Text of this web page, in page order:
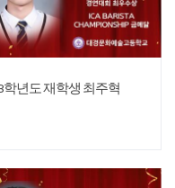
학년도 재학생 최주혁